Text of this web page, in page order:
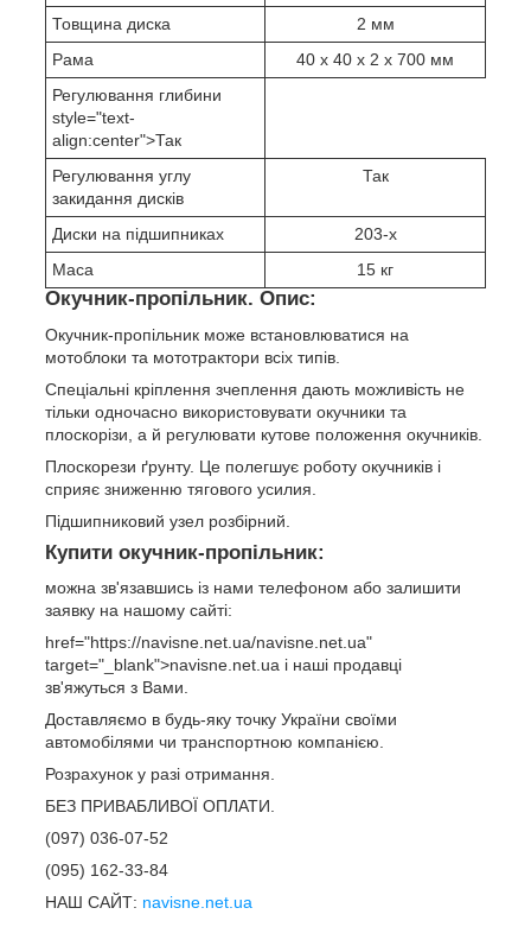
Товщина диска
2 мм
Рама
40 х 40 х 2 х 700 мм
Регулювання глибини
style="text-
align:center">Так
Регулювання углу
закидання дисків
Так
Диски на підшипниках
203-х
Маса
15 кг
Окучник-пропільник. Опис:
Окучник-пропільник може встановлюватися на
мотоблоки та мототрактори всіх типів.
Спеціальні кріплення зчеплення дають можливість не
тільки одночасно використовувати окучники та
плоскорізи, а й регулювати кутове положення окучників.
Плоскорези ґрунту. Це полегшує роботу окучників і
сприяє зниженню тягового усилия.
Підшипниковий узел розбірний.
Купити окучник-пропільник:
можна зв'язавшись із нами телефоном або залишити
заявку на нашому сайті:
href="https://navisne.net.ua/navisne.net.ua"
target="_blank">navisne.net.ua і наші продавці
зв'яжуться з Вами.
Доставляємо в будь-яку точку України своїми
автомобілями чи транспортною компанією.
Розрахунок у разі отримання.
БЕЗ ПРИВАБЛИВОЇ ОПЛАТИ.
(097) 036-07-52
(095) 162-33-84
НАШ САЙТ: navisne.net.ua